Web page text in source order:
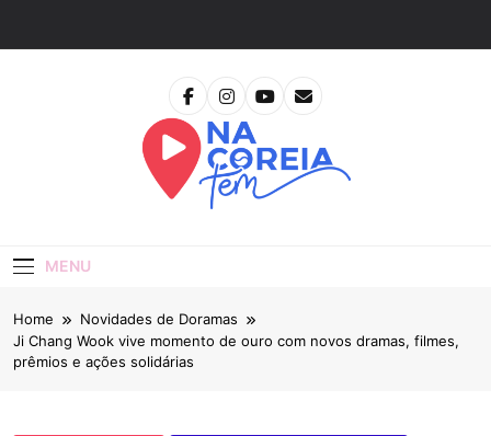
MENU
Home
Novidades de Doramas
Ji Chang Wook vive momento de ouro com novos dramas, filmes,
prêmios e ações solidárias